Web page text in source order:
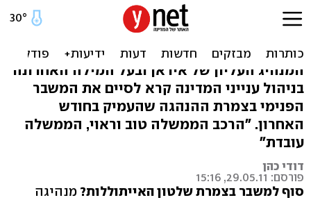
חמינאי בעד אחמדינג'אד: "יש
לנו ממשלה ראויה"
המנהיג העליון של איראן ובעל המילה האחרונה
בניהול ענייני המדינה קרא לסיים את המשבר
הפנימי בצמרת ההנהגה שהעמיק בחודש
האחרון. "הרכב הממשלה טוב וראוי, הממשלה
עובדת"
דודי כהן
פורסם: 29.05.11, 15:16
סוף למשבר בצמרת שלטון האייתוללות? מנהיגה